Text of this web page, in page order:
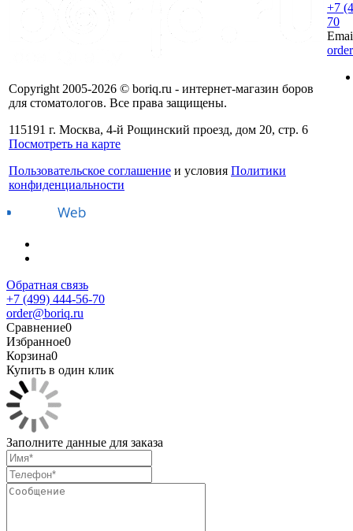
Copyright 2005-2026 © boriq.ru - интернет-магазин боров
для стоматологов. Все права защищены.
115191 г. Москва, 4-й Рощинский проезд, дом 20, стр. 6
Посмотреть на карте
Пользовательское соглашение и условия Политики
конфиденциальности
+7
70
Обратная связь
+7 (499) 444-56-70
order@boriq.ru
Сравнение0
Избранное0
Корзина0
Купить в один клик
Заполните данные для заказа